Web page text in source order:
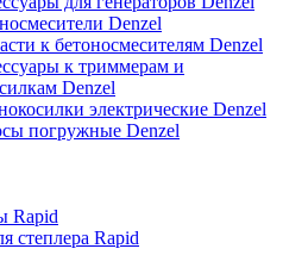
Denzel
к бетоносмесителям Denzel
к триммерам и
Denzel
электрические Denzel
погружные Denzel
Rapid
cтеплера Rapid